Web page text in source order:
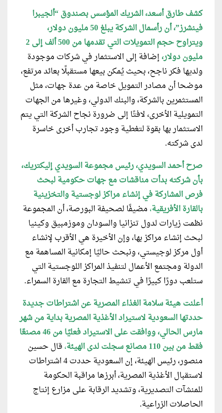
كشف طارق أسعد، الشريك المؤسس بصندوق “ألجيبرا
فينشرز”، أن رأسمال الشركة يبلغ 50 مليون دولار،
ويتراوح حجم التمويلات التي تقدمها من 500 ألف إلى 2
مليون دولار،إضافة إلى الاستثمار في شركات موجودة
ولديها فكر ناجح، بحيث يُمكن بيعها مستقبلًا بعائد مرتفع،
موضحا أن مصادر التمويل خاصة من عدة جهات، مثل
المستثمرين بالشركة، والبنك الدولي، وغيرها من الجهات
التمويلية الأخرى، لافتًا إلى ضرورة نجاح الشركة التي يتم
الاستثمار بها بقوة لتغطية وجود تجارب أخرى خاسرة
لدى شركته.
صرح أحمد السويدي، رئيس مجموعة السويدي إليكتريك،
بأن شركته بدأت مناقشات مع جهات حكومية لبحث
فرص المشاركة في إنشاء مراكز لوجستية والتخزينية
بالقارة الأفريقية،مضيفًا لصحيفة البورصة، أن المجموعة
نظمت زيارات لدول تنزانيا والسودان وموزمبيق وكينيا
لبحث إنشاء مراكز بها، وإن الأخيرة هي الأقرب لإنشاء
أول مركز لوجيستي، ونبحث حاليًا إمكانية المساهمة مع
الدولة ومجتمع الأعمال لتنفيذ المراكز اللوجستية التي
ستلعب دورًا كبيرًا في تنشيط التجارة مع القارة السمراء.
أعلنت هيئة سلامة الغذاء المصرية عن اشتراطات جديدة
حددتها السعودية لاستيراد الأغذية المصرية بداية من شهر
مارس الحالي، ووافقت على الاستيراد فعليًا من 46 مصنعًا
فقط من بين 110 مصانع سجلت لدى الهيئة
،قال حسين
منصور، رئيس الهيئة، إن السعودية حددت 4 اشتراطات
لاستقبال الأغذية المصرية، أبرزها مراقبة الحكومة
للمنشآت التصديرية، وتشديد الرقابة على مزارع إنتاج
الحاصلات الزراعية.